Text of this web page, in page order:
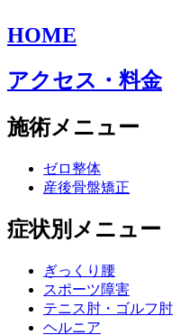
HOME
アクセス・料金
施術メニュー
ゼロ整体
産後骨盤矯正
症状別メニュー
ぎっくり腰
スポーツ障害
テニス肘・ゴルフ肘
ヘルニア